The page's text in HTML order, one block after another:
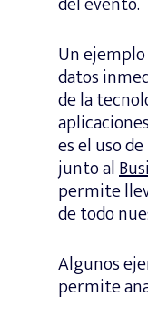
Un
datos
de la
es el uso
junto al
permite
de todo
Algunos
permite